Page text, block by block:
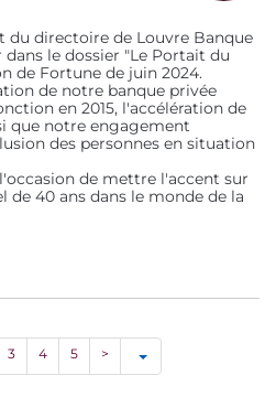
du directoire de Louvre Banque
le dossier "Le Portait du
de Fortune de juin 2024.
de notre banque privée
en 2015, l'accélération de
que notre engagement
des personnes en situation
de mettre l'accent sur
de 40 ans dans le monde de la
3 4 5 >